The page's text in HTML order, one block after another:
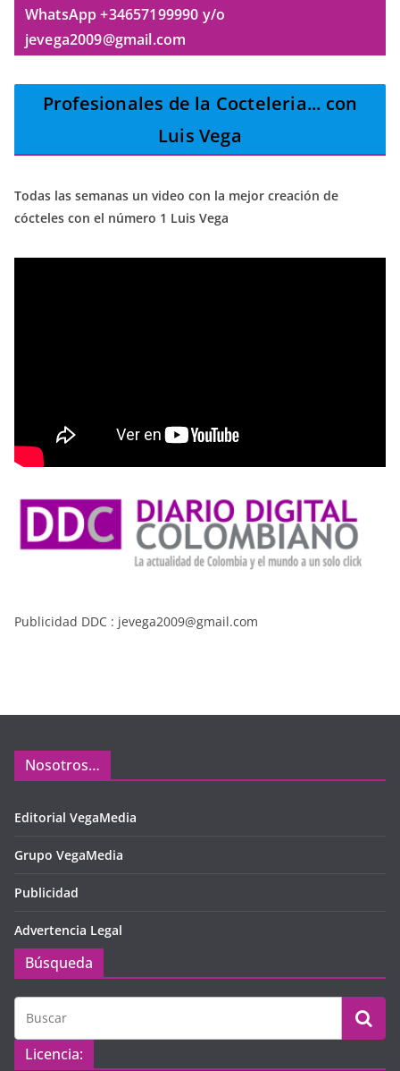
WhatsApp +34657199990 y/o
jevega2009@gmail.com
Profesionales de la Cocteleria... con
Luis Vega
Todas las semanas un video con la mejor creación de
cócteles con el número 1 Luis Vega
Publicidad DDC : jevega2009@gmail.com
Nosotros…
Editorial VegaMedia
Grupo VegaMedia
Publicidad
Advertencia Legal
Búsqueda
Licencia: